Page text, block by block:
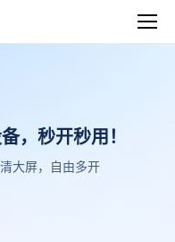
，秒开秒用！
大屏，自由多开